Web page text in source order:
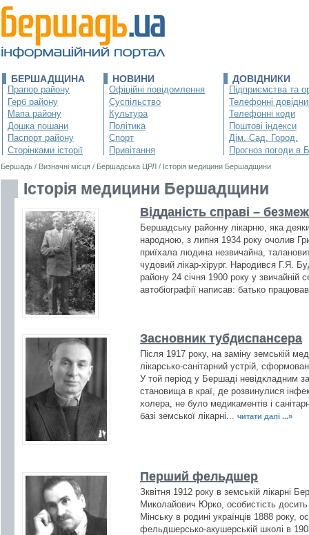
БЕРШАДЩИНА
Прапор району
Герб району
Мапа району
Дошка пошани
Паспорт району
Сторінками історії
НОВИНИ
Офіційні повідомлення
Суспільство
Культура
Політика
Спорт
Привітання
ДОВІДНИКИ
Підприємства та
Телефонні
Телефонні коди
Поштові індекси
Дім. Сад. Город.
Прогноз погоди в
Бершадь / Визначні місця / Бершадська ЦРЛ / Історія медицини Бершадщини
Історія медицини Бершадщини
Відданість справі –
Бершадську районну лікарню, яка
народною, з липня 1934 року очолив
приїхала людина незвичайна,
чудовий лікар-хірург. Народився Г.Я.
району 24 січня 1900 року у звичайній
автобіографії написав: батько
Засновник тубдиспансера
Після 1917 року, на заміну земській
лікарсько-санітарний устрій,
У той період у Бершаді невідкладним
становища в краї, де розвинулися
холера, не було медикаментів і
базі земської лікарні... читати далі ...»
Перший фельдшер
Зквітня 1912 року в земській лікарні
Миколайович Юрко, особистість
Мінську в родині українців 1888 року,
фельдшерсько-акушерській школі в